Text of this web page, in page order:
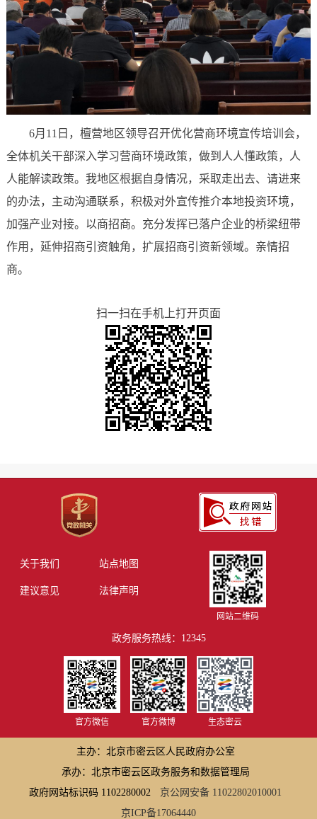
6月11日，檀营地区领导召开优化营商环境宣传培训会，
全体机关干部深入学习营商环境政策，做到人人懂政策，人
人能解读政策。我地区根据自身情况，采取走出去、请进来
的办法，主动沟通联系，积极对外宣传推介本地投资环境，
加强产业对接。以商招商。充分发挥已落户企业的桥梁纽带
作用，延伸招商引资触角，扩展招商引资新领域。亲情招
商。
扫一扫在手机上打开页面
关于我们 站点地图
建议意见 法律声明
网站二维码
政务服务热线：12345
官方微信 官方微博 生态密云
主办：北京市密云区人民政府办公室
承办：北京市密云区政务服务和数据管理局
政府网站标识码 1102280002
京公网安备 11022802010001
京ICP备17064440